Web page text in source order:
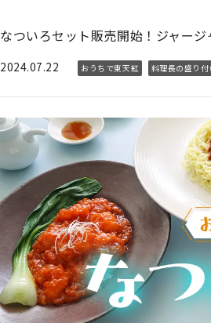
なついろセット販売開始！ジャー
2024.07.22 おうちで東天紅 料理長の盛り